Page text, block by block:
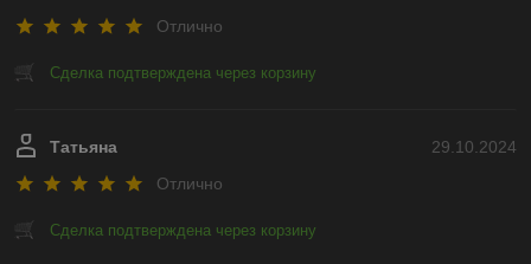
Отлично
Сделка подтверждена через корзину
29.10.2024
Татьяна
Отлично
Сделка подтверждена через корзину